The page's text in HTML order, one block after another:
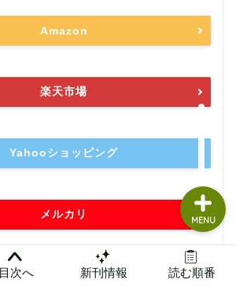
Amazon
楽天市場
Yahooショッピング
メルカリ
目次へ 新刊情報 読む順番
MENU
本レビュー